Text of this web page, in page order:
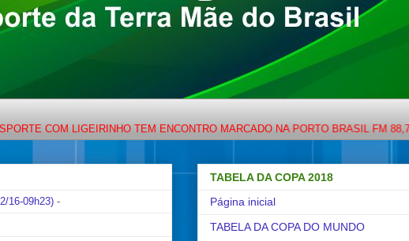
LIGEIRINHO TEM ENCONTRO MARCADO NA PORTO BRASIL FM 88,7 OU NO
16-09h23) -
TABELA DA COPA 2018
Página inicial
TABELA DA COPA DO MUNDO